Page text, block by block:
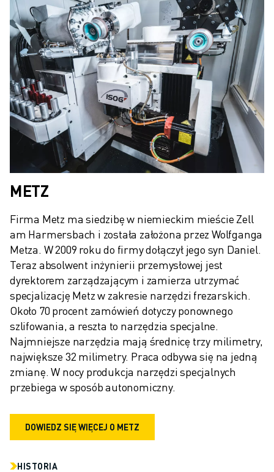
SZKOLENIA I EDUKACJA
FANUC ACADEMY
ROZWIĄZANIA DLA PRZEMYSŁU
ROZWIĄZANIA DLA EDUKACJI
WORLDSKILLS I MŁODE TALENTY
WYDARZENIA EDUKACYJNE
AKTUALNOŚCI I MEDIA
AKTUALNOŚCI I MEDIA
WYDARZENIA
WYDARZENIA EDUKACYJNE
O FIRMIE FANUC
FANUC W EUROPIE
KARIERA
KSZTAŁTUJ SWOJĄ PRZYSZŁOŚĆ Z FANUC
DOŁĄCZ DO NAS » KARIERA
KONTAKT
KONTAKT
LOKALIZACJE
NADRUK
METZ
Firma Metz ma siedzibę w niemieckim mieście Zell
am Harmersbach i została założona przez Wolfganga
Metza. W 2009 roku do firmy dołączył jego syn Daniel.
Teraz absolwent inżynierii przemysłowej jest
dyrektorem zarządzającym i zamierza utrzymać
specjalizację Metz w zakresie narzędzi frezarskich.
Około 70 procent zamówień dotyczy ponownego
szlifowania, a reszta to narzędzia specjalne.
Najmniejsze narzędzia mają średnicę trzy milimetry,
największe 32 milimetry. Praca odbywa się na jedną
zmianę. W nocy produkcja narzędzi specjalnych
przebiega w sposób autonomiczny.
DOWIEDZ SIĘ WIĘCEJ O METZ
HISTORIA